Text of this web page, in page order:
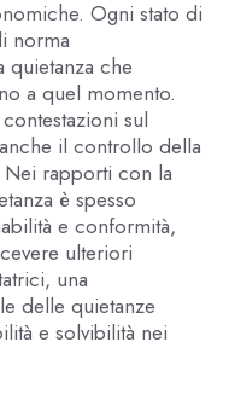
Ogni stato di
norma
quietanza che
a quel momento.
sul
il controllo della
Nei rapporti con la
è spesso
e conformità,
ulteriori
una
delle quietanze
e solvibilità nei